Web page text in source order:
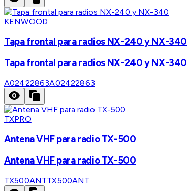
KENWOOD
Tapa frontal para radios NX-240 y NX-340
Tapa frontal para radios NX-240 y NX-340
A02422863A02422863
TXPRO
Antena VHF para radio TX-500
Antena VHF para radio TX-500
TX500ANTTX500ANT